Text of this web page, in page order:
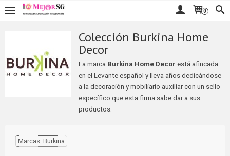
0
Colección Burkina Home
Decor
La marca Burkina Home Decor está afincada
en el Levante español y lleva años dedicándose
a la decoración y mobiliario auxiliar con un sello
específico que esta firma sabe dar a sus
productos.
Marcas: Burkina